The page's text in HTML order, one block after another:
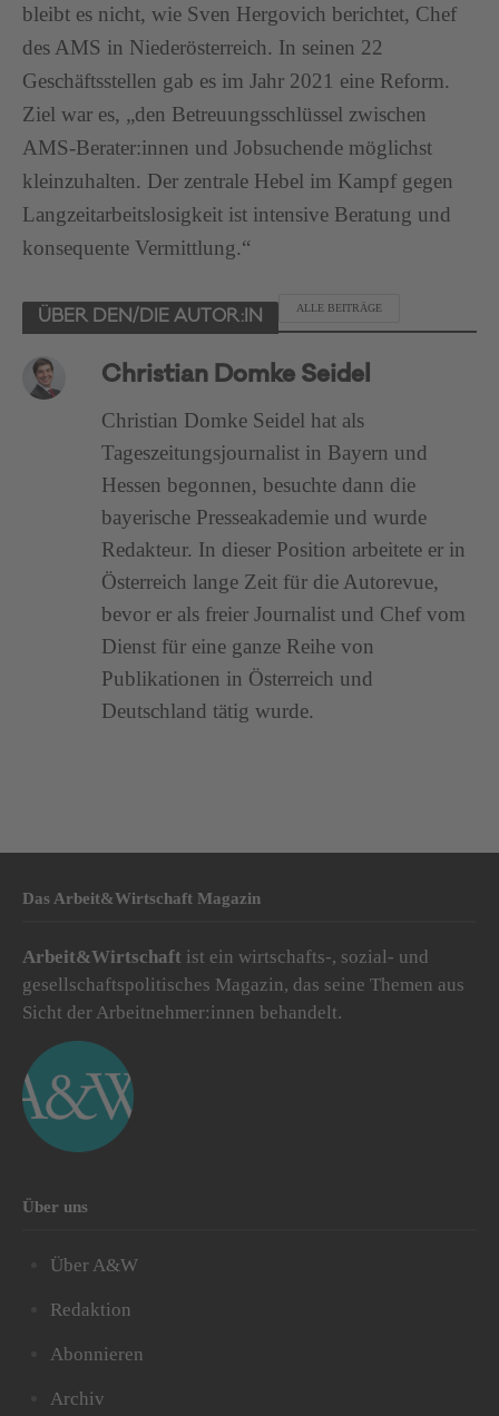
bleibt es nicht, wie Sven Hergovich berichtet, Chef
des AMS in Niederösterreich. In seinen 22
Geschäftsstellen gab es im Jahr 2021 eine Reform.
Ziel war es, „den Betreuungsschlüssel zwischen
AMS-Berater:innen und Jobsuchende möglichst
kleinzuhalten. Der zentrale Hebel im Kampf gegen
Langzeitarbeitslosigkeit ist intensive Beratung und
konsequente Vermittlung.“
ÜBER DEN/DIE AUTOR:IN
ALLE BEITRÄGE
Christian Domke Seidel
Christian Domke Seidel hat als
Tageszeitungsjournalist in Bayern und
Hessen begonnen, besuchte dann die
bayerische Presseakademie und wurde
Redakteur. In dieser Position arbeitete er in
Österreich lange Zeit für die Autorevue,
bevor er als freier Journalist und Chef vom
Dienst für eine ganze Reihe von
Publikationen in Österreich und
Deutschland tätig wurde.
Das Arbeit&Wirtschaft Magazin
Arbeit&Wirtschaft ist ein wirtschafts-, sozial- und
gesellschaftspolitisches Magazin, das seine Themen aus
Sicht der Arbeitnehmer:innen behandelt.
Über uns
Über A&W
Redaktion
Abonnieren
Archiv